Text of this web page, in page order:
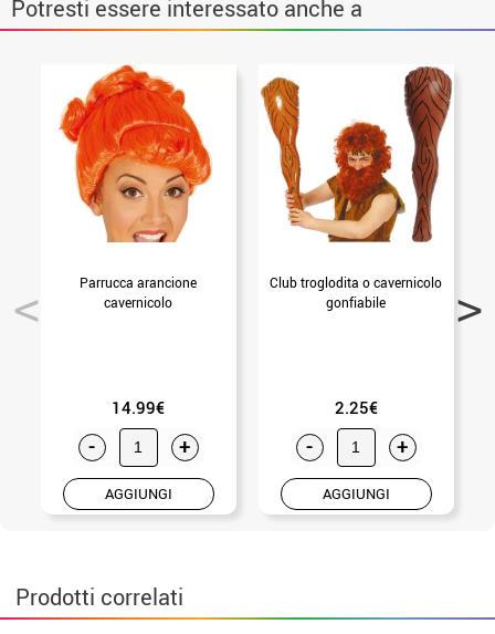
Potresti essere interessato anche a
Parrucca arancione
cavernicolo
14.99€
- +
AGGIUNGI
Club troglodita o cavernicolo
gonfiabile
2.25€
- +
AGGIUNGI
Prodotti correlati